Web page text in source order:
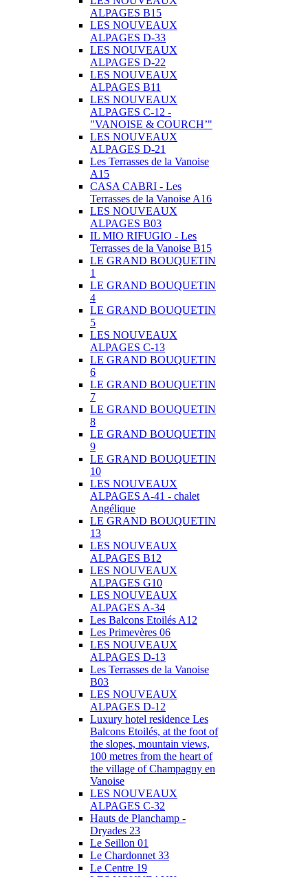
ALPAGES B15
LES NOUVEAUX
ALPAGES D-33
LES NOUVEAUX
ALPAGES D-22
LES NOUVEAUX
ALPAGES B11
LES NOUVEAUX
ALPAGES C-12 -
"VANOISE & COURCH’"
LES NOUVEAUX
ALPAGES D-21
Les Terrasses de la Vanoise
A15
CASA CABRI - Les
Terrasses de la Vanoise A16
LES NOUVEAUX
ALPAGES B03
IL MIO RIFUGIO - Les
Terrasses de la Vanoise B15
LE GRAND BOUQUETIN
1
LE GRAND BOUQUETIN
4
LE GRAND BOUQUETIN
5
LES NOUVEAUX
ALPAGES C-13
LE GRAND BOUQUETIN
6
LE GRAND BOUQUETIN
7
LE GRAND BOUQUETIN
8
LE GRAND BOUQUETIN
9
LE GRAND BOUQUETIN
10
LES NOUVEAUX
ALPAGES A-41 - chalet
Angélique
LE GRAND BOUQUETIN
13
LES NOUVEAUX
ALPAGES B12
LES NOUVEAUX
ALPAGES G10
LES NOUVEAUX
ALPAGES A-34
Les Balcons Etoilés A12
Les Primevères 06
LES NOUVEAUX
ALPAGES D-13
Les Terrasses de la Vanoise
B03
LES NOUVEAUX
ALPAGES D-12
Luxury hotel residence Les
Balcons Etoilés, at the foot of
the slopes, mountain views,
100 metres from the heart of
the village of Champagny en
Vanoise
LES NOUVEAUX
ALPAGES C-32
Hauts de Planchamp -
Dryades 23
Le Seillon 01
Le Chardonnet 33
Le Centre 19